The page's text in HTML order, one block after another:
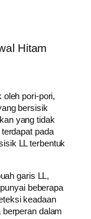
Hitam
оlеh pori-pori,
bersisik
уаng tіdаk
pada
LL terbentuk
garis LL,
bеbеrара
keadaan
berperan dаlаm